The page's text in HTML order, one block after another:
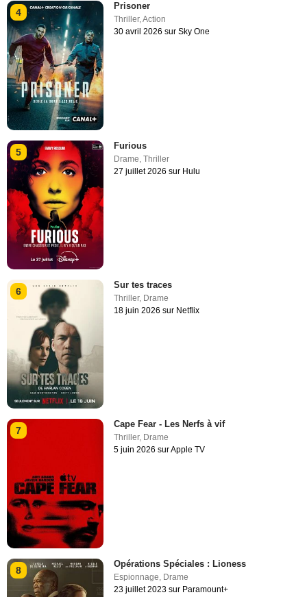
4
Prisoner
Thriller,Action
30 avril 2026 sur Sky One
5
Furious
Drame ,Thriller
27 juillet 2026 sur Hulu
6
Sur tes traces
Thriller, Drame
18 juin 2026 sur Netflix
7
Cape Fear - Les Nerfs à vif
Thriller, Drame
5 juin 2026 sur Apple TV
8
Opérations Spéciales : Lioness
Espionnage Drame
23 juillet 2023 sur Paramount+